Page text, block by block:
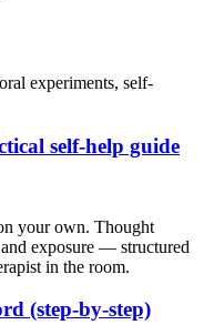
experiments, self-
self-help guide
your own. Thought
exposure — structured
in the room.
(step-by-step)